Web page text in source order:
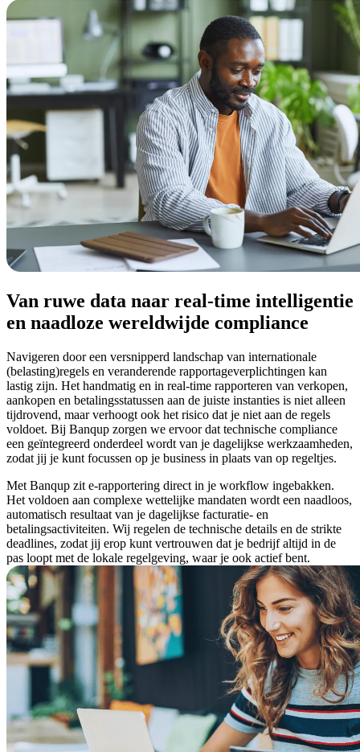
Van ruwe data naar real-time intelligentie
en naadloze wereldwijde compliance
Navigeren door een versnipperd landschap van internationale
(belasting)regels en veranderende rapportageverplichtingen kan
lastig zijn. Het handmatig en in real-time rapporteren van verkopen,
aankopen en betalingsstatussen aan de juiste instanties is niet alleen
tijdrovend, maar verhoogt ook het risico dat je niet aan de regels
voldoet. Bij Banqup zorgen we ervoor dat technische compliance
een geïntegreerd onderdeel wordt van je dagelijkse werkzaamheden,
zodat jij je kunt focussen op je business in plaats van op regeltjes.
Met Banqup zit e-rapportering direct in je workflow ingebakken.
Het voldoen aan complexe wettelijke mandaten wordt een naadloos,
automatisch resultaat van je dagelijkse facturatie- en
betalingsactiviteiten. Wij regelen de technische details en de strikte
deadlines, zodat jij erop kunt vertrouwen dat je bedrijf altijd in de
pas loopt met de lokale regelgeving, waar je ook actief bent.